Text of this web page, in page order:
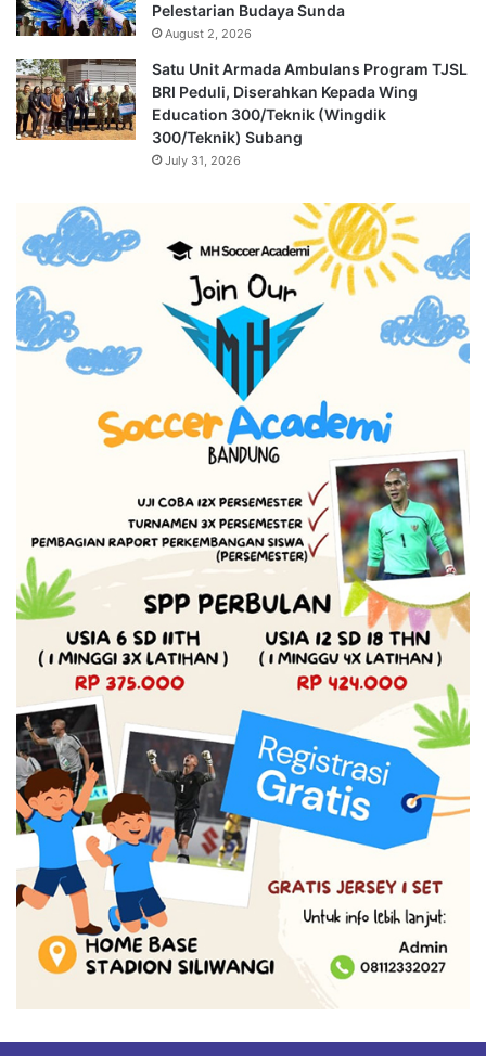
Pelestarian Budaya Sunda
August 2, 2026
Satu Unit Armada Ambulans Program TJSL
BRI Peduli, Diserahkan Kepada Wing
Education 300/Teknik (Wingdik
300/Teknik) Subang
July 31, 2026